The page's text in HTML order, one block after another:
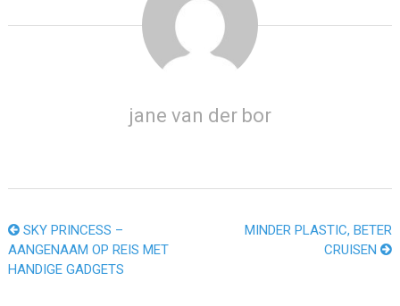
jane van der bor
SKY PRINCESS –
AANGENAAM OP REIS MET
HANDIGE GADGETS
MINDER PLASTIC, BETER
CRUISEN